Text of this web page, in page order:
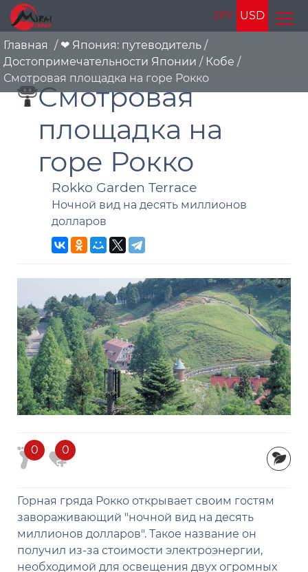
JPY USD
Главная / ❤ Япония: путеводитель /
Достопримечательности Японии / Кобе /
Смотровая площадка на горе Рокко
Смотровая
площадка на
горе Рокко
Rokko Garden Terrace
Ночной вид на десять миллионов
долларов
0 0
Горная гряда Рокко открывает своим гостям
завораживающий "ночной вид на десять
миллионов долларов". Такое название он
получил из-за стоимости электроэнергии,
необходимой для освещения двух огромных